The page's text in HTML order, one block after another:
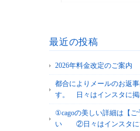
最近の投稿
2026年料金改定のご案内
都合によりメールのお返
す。 日々はインスタに掲
①cagoの美しい詳細は【ご
い ②日々はインスタに